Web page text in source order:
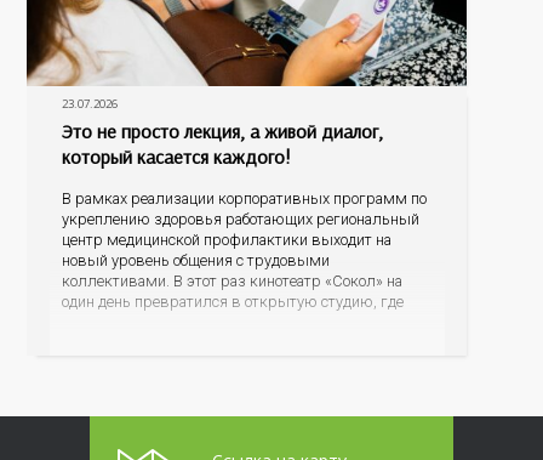
23.07.2026
Это не просто лекция, а живой диалог,
который касается каждого!
В рамках реализации корпоративных программ по
укреплению здоровья работающих региональный
центр медицинской профилактики выходит на
новый уровень общения с трудовыми
коллективами. В этот раз кинотеатр «Сокол» на
один день превратился в открытую студию, где